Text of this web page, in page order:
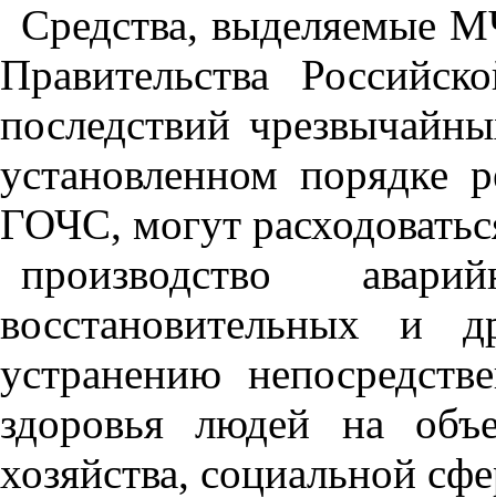
Средства, выделяемые
Правительства
последствий
установленном порядке
ГОЧС, могут
производство
восстановительных и
устранению
здоровья людей на
хозяйства, социальной